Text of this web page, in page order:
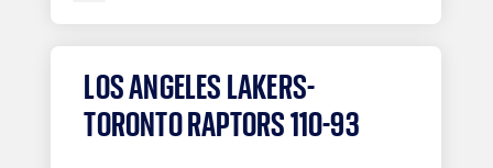
LOS ANGELES LAKERS-
TORONTO RAPTORS 110-93